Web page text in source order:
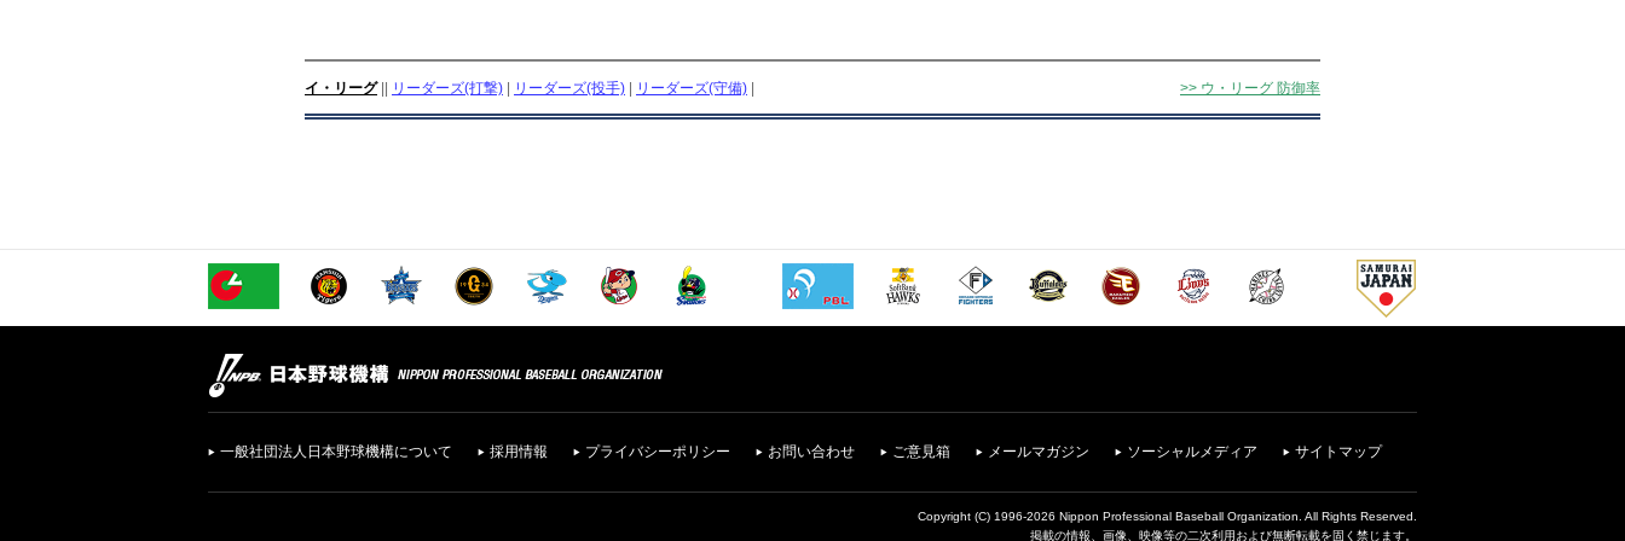
イ・リーグ|| リーダーズ(打撃) リーダーズ(投手) リーダーズ(守備) >> ウ・リーグ 防御率
一般社団法人日本野球機構について 採用情報 プライバシーポリシー お問い合わせ ご意見箱 メールマガジン ソーシャルメディア サイトマップ
Copyright (C) 1996-2026 Nippon Professional Baseball Organization. All Rights Reserved.
掲載の情報、画像、映像等の二次利用および無断転載を固く禁じます。